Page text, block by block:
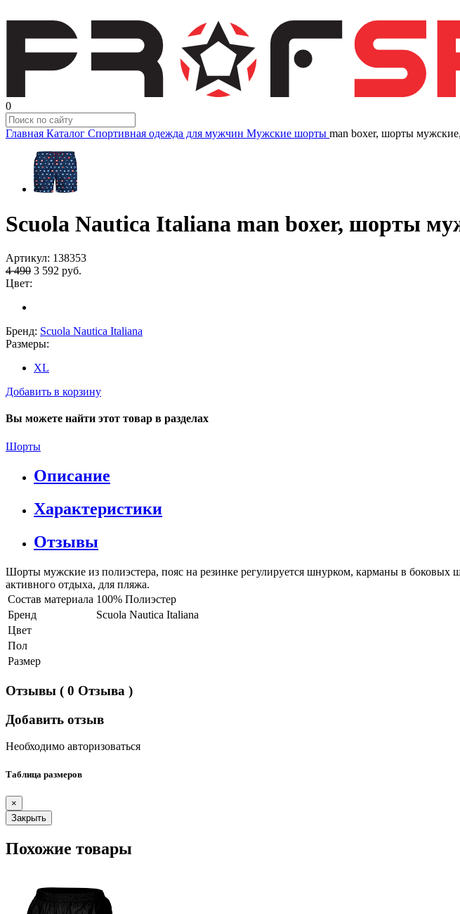
0
Главная Каталог Спортивная одежда для мужчин Мужские шорты man boxer, шорты
Scuola Nautica Italiana man boxer, шорты
Артикул: 138353
4 490 3 592 руб.
Цвет:
Бренд: Scuola Nautica Italiana
Размеры:
XL
Добавить в корзину
Вы можете найти этот товар в разделах
Шорты
Описание
Характеристики
Отзывы
Шорты мужские из полиэстера, пояс на резинке регулируется шнурком, карманы в
активного отдыха, для пляжа.
Состав материала 100% Полиэстер
Бренд
Scuola Nautica Italiana
Цвет
Пол
Размер
Отзывы ( 0 Отзыва )
Добавить отзыв
Необходимо авторизоваться
Таблица размеров
×
Закрыть
Похожие товары